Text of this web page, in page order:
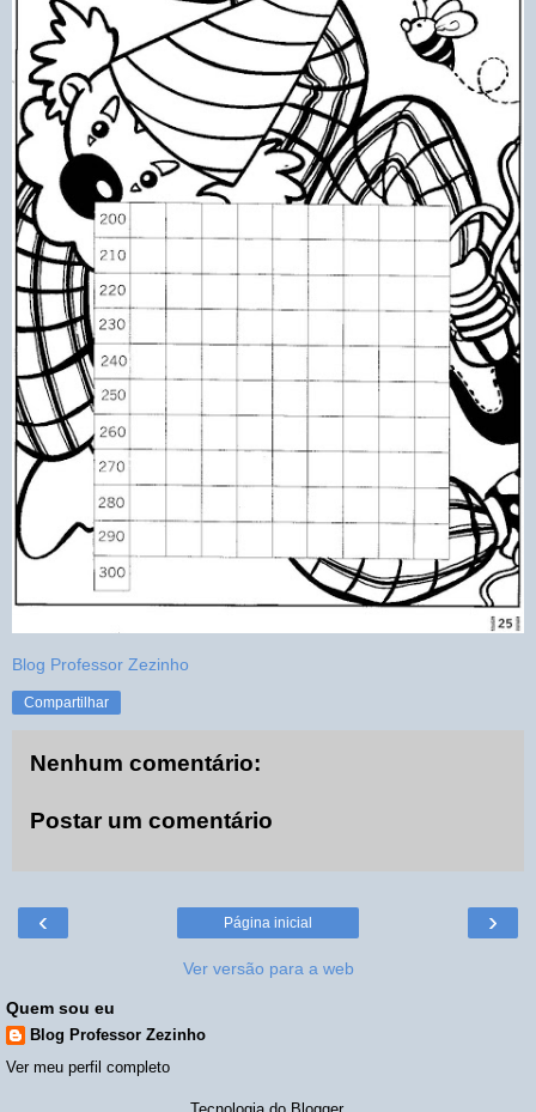
Blog Professor Zezinho
Compartilhar
Nenhum comentário:
Postar um comentário
‹ ›
Página inicial
Ver versão para a web
Quem sou eu
Blog Professor Zezinho
Ver meu perfil completo